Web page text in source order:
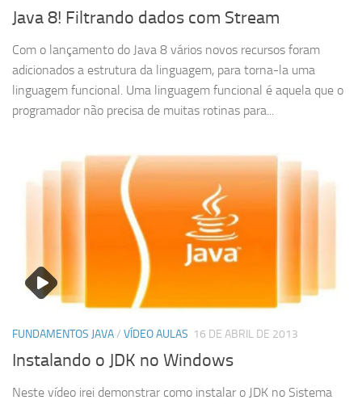
Java 8! Filtrando dados com Stream
Com o lançamento do Java 8 vários novos recursos foram
adicionados a estrutura da linguagem, para torna-la uma
linguagem funcional. Uma linguagem funcional é aquela que o
programador não precisa de muitas rotinas para...
FUNDAMENTOS JAVA/ VÍDEO AULAS 16 DE ABRIL DE 2013
Instalando o JDK no Windows
Neste vídeo irei demonstrar como instalar o JDK no Sistema